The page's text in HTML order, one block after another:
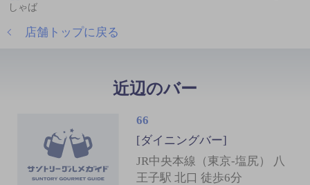
しゃば
店舗トップに戻る
近辺のバー
66
[ダイニングバー]
JR中央本線（東京-塩尻） 八
王子駅 北口 徒歩6分